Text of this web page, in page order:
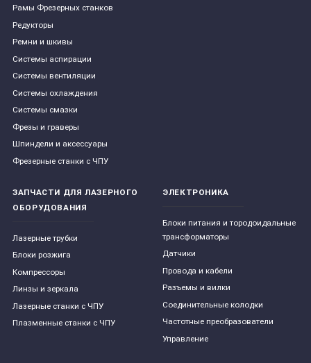
Рамы Фрезерных станков
Редукторы
Ремни и шкивы
Системы аспирации
Системы вентиляции
Системы охлаждения
Системы смазки
Фрезы и граверы
Шпиндели и аксессуары
Фрезерные станки с ЧПУ
ЗАПЧАСТИ ДЛЯ ЛАЗЕРНОГО
ОБОРУДОВАНИЯ
Лазерные трубки
Блоки розжига
Компрессоры
Линзы и зеркала
Лазерные станки с ЧПУ
Плазменные станки с ЧПУ
ЭЛЕКТРОНИКА
Блоки питания и тородоидальные
трансформаторы
Датчики
Провода и кабели
Разъемы и вилки
Соединительные колодки
Частотные преобразователи
Управление